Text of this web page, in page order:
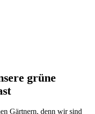
grüne
Gärtnern, denn wir sind